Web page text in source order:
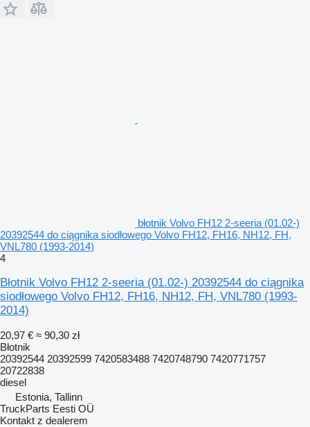
błotnik Volvo FH12 2-seeria (01.02-)
20392544 do ciągnika siodłowego Volvo FH12, FH16, NH12, FH,
VNL780 (1993-2014)
4
Błotnik Volvo FH12 2-seeria (01.02-) 20392544 do ciągnika
siodłowego Volvo FH12, FH16, NH12, FH, VNL780 (1993-
2014)
20,97 € ≈ 90,30 zł
Błotnik
20392544 20392599 7420583488 7420748790 7420771757
20722838
diesel
Estonia, Tallinn
TruckParts Eesti OÜ
Kontakt z dealerem